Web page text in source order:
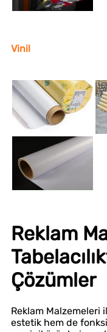
Vinil
Reklam
Çözümler
Reklam Malzemeleri
estetik hem de